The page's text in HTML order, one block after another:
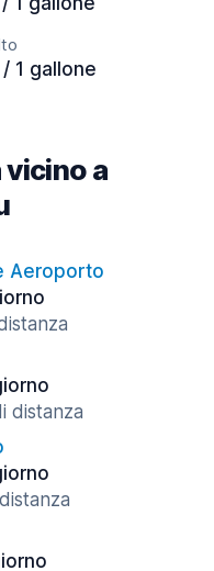
1 gallone
a
Aeroporto
distanza